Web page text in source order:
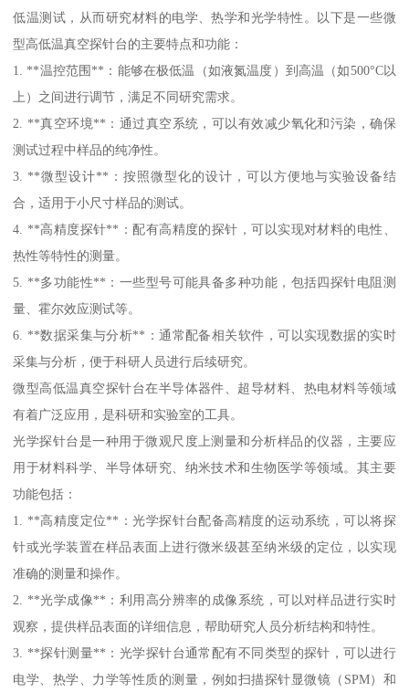
低温测试，从而研究材料的电学、热学和光学特性。以下是一些微
型高低温真空探针台的主要特点和功能：
1. **温控范围**：能够在极低温（如液氮温度）到高温（如500°C以
上）之间进行调节，满足不同研究需求。
2. **真空环境**：通过真空系统，可以有效减少氧化和污染，确保
测试过程中样品的纯净性。
3. **微型设计**：按照微型化的设计，可以方便地与实验设备结
合，适用于小尺寸样品的测试。
4. **高精度探针**：配有高精度的探针，可以实现对材料的电性、
热性等特性的测量。
5. **多功能性**：一些型号可能具备多种功能，包括四探针电阻测
量、霍尔效应测试等。
6. **数据采集与分析**：通常配备相关软件，可以实现数据的实时
采集与分析，便于科研人员进行后续研究。
微型高低温真空探针台在半导体器件、超导材料、热电材料等领域
有着广泛应用，是科研和实验室的工具。
光学探针台是一种用于微观尺度上测量和分析样品的仪器，主要应
用于材料科学、半导体研究、纳米技术和生物医学等领域。其主要
功能包括：
1. **高精度定位**：光学探针台配备高精度的运动系统，可以将探
针或光学装置在样品表面上进行微米级甚至纳米级的定位，以实现
准确的测量和操作。
2. **光学成像**：利用高分辨率的成像系统，可以对样品进行实时
观察，提供样品表面的详细信息，帮助研究人员分析结构和特性。
3. **探针测量**：光学探针台通常配有不同类型的探针，可以进行
电学、热学、力学等性质的测量，例如扫描探针显微镜（SPM）和